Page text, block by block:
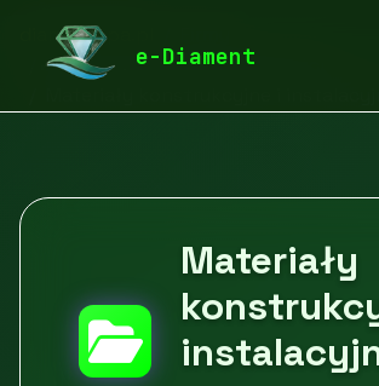
e-Diament
diamentspa.pl
Budownictwo i nieruchomości
Materiały